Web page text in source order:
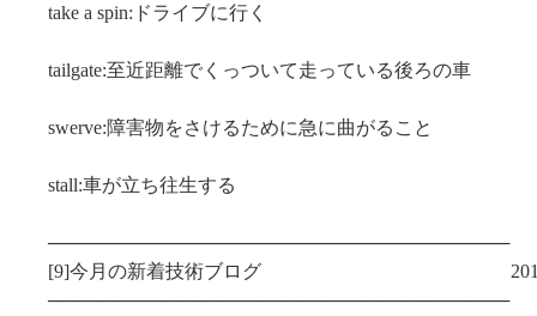
take a spin:ドライブに行く
tailgate:至近距離でくっついて走っている後ろの車
swerve:障害物をさけるために急に曲がること
stall:車が立ち往生する
───────────────────────────────────
[9]今月の新着技術ブログ 2014/10/1
───────────────────────────────────